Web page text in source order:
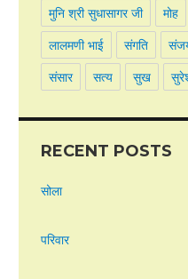
मुनि श्री सुधासागर जी मोह
लालमणी भाई संगति
संसार सत्य सुख
RECENT POSTS
सोला
परिवार